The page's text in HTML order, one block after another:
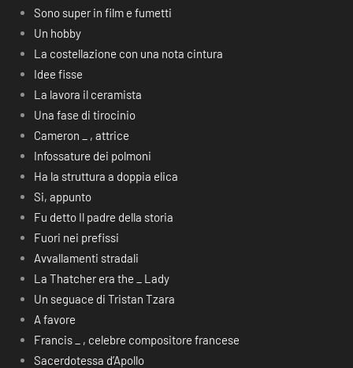
Sono super in film e fumetti
Un hobby
La costellazione con una nota cintura
Idee fisse
La lavora il ceramista
Una fase di tirocinio
Cameron _ , attrice
Infossature dei polmoni
Ha la struttura a doppia elica
Si, appunto
Fu detto Il padre della storia
Fuori nei prefissi
Avvallamenti stradali
La Thatcher era the _ Lady
Un seguace di Tristan Tzara
A favore
Francis _ , celebre compositore francese
Sacerdotessa d’Apollo